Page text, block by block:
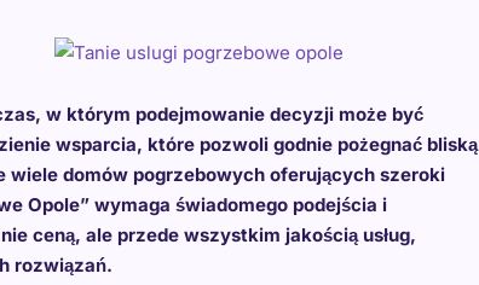
w którym podejmowanie decyzji może być
wsparcia, które pozwoli godnie pożegnać bliską
wiele domów pogrzebowych oferujących szeroki
Opole” wymaga świadomego podejścia i
ceną, ale przede wszystkim jakością usług,
rozwiązań.